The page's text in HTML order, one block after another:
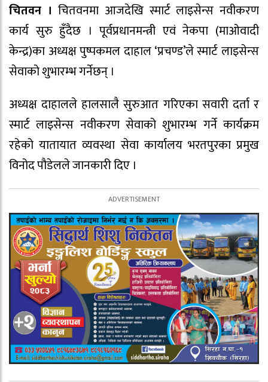
चितवन । चितवनमा आजदेखि स्मार्ट लाइसेन्स नवीकरण
कार्य सुरु हुँदैछ । पूर्वप्रधानमन्त्री एवं नेकपा (माओवादी
केन्द्र)का अध्यक्ष पुष्पकमल दाहाल ‘प्रचण्ड’ले स्मार्ट लाइसेन्स
सेवाको शुभारम्भ गर्नेछन् ।
अध्यक्ष दाहालले हालसालै सुरुआत गरिएका सवारी दर्ता र
स्मार्ट लाइसेन्स नवीकरण सेवाको शुभारम्भ गर्ने कार्यक्रम
रहेको यातायात व्यवस्था सेवा कार्यालय भरतपुरका प्रमुख
विनोद पौडेलले जानकारी दिए ।